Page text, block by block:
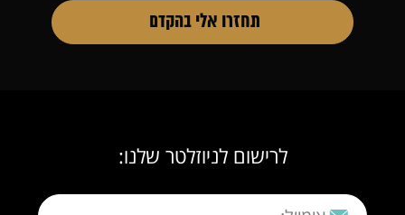
לרישום לניוזלטר שלנו: